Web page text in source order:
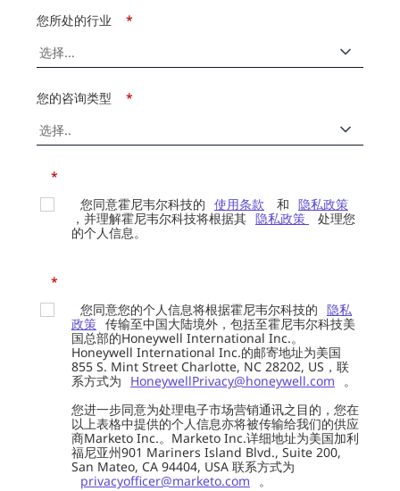
*
您所处的行业
*
您的咨询类型
*
您同意霍尼韦尔科技的 使用条款 和 隐私政策
，并理解霍尼韦尔科技将根据其 隐私政策
处理您
的个人信息。
*
您同意您的个人信息将根据霍尼韦尔科技的 隐私
政策 传输至中国大陆境外，包括至霍尼韦尔科技美
国总部的Honeywell International Inc.。
Honeywell International Inc.的邮寄地址为美国
855 S. Mint Street Charlotte, NC 28202, US，联
系方式为
HoneywellPrivacy@honeywell.com
。
您进一步同意为处理电子市场营销通讯之目的，您在
以上表格中提供的个人信息亦将被传输给我们的供应
商Marketo Inc.。Marketo Inc.详细地址为美国加利
福尼亚州901 Mariners Island Blvd., Suite 200,
San Mateo, CA 94404, USA 联系方式为
privacyofficer@marketo.com
。